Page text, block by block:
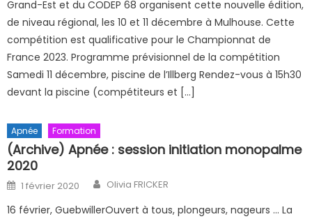
Grand-Est et du CODEP 68 organisent cette nouvelle édition,
de niveau régional, les 10 et 11 décembre à Mulhouse. Cette
compétition est qualificative pour le Championnat de
France 2023. Programme prévisionnel de la compétition
Samedi 11 décembre, piscine de l’Illberg Rendez-vous à 15h30
devant la piscine (compétiteurs et […]
Apnée Formation
(Archive) Apnée : session initiation monopalme
2020
Posted on
1 février 2020 Author
Olivia FRICKER
16 février, GuebwillerOuvert à tous, plongeurs, nageurs … La